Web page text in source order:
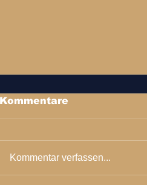
Kommentare
Kommentar verfassen...